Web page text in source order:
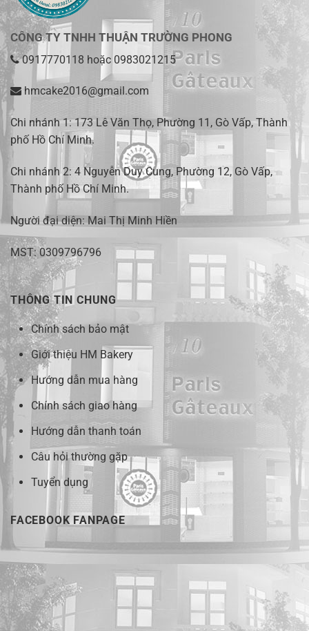
CÔNG TY TNHH THUẬN TRƯỜNG PHONG
0917770118 hoặc 0983021215
hmcake2016@gmail.com
Chi nhánh 1:173 Lê Văn Thọ, Phường 11, Gò Vấp, Thành
phố Hồ Chí Minh.
Chi nhánh 2: 4 Nguyễn Duy Cung, Phường 12, Gò Vấp,
Thành phố Hồ Chí Minh.
Người đại diện: Mai Thị Minh Hiền
MST: 0309796796
THÔNG TIN CHUNG
Chính sách bảo mật
Giới thiệu HM Bakery
Hướng dẫn mua hàng
Chính sách giao hàng
Hướng dẫn thanh toán
Câu hỏi thường gặp
Tuyển dụng
FACEBOOK FANPAGE